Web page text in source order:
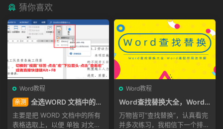
猜你喜欢
Word教程
亲测
全选WORD 文档中的所
有表格选（office Word“wps
不适用”）
主要是把 WORD 文档中的所有
表格选取上，以便 单独 对文档
Word教程
Word查找替换大全，Word
通配符用法详解
万物皆可“查找替换”，认真看完
并多次练习，我相信下一个排版